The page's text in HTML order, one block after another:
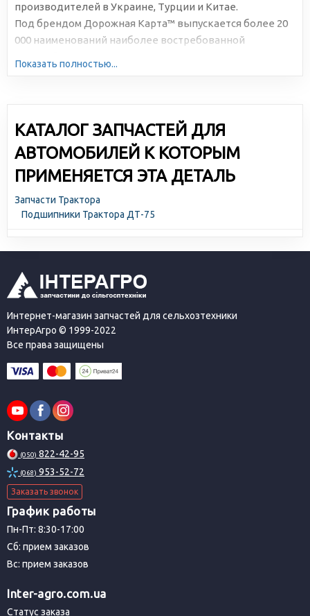
производителей в Украине, Турции и Китае.
Под брендом Дорожная Карта™ выпускается более 20
000 наименований наиболее востребованной
Показать полностью...
КАТАЛОГ ЗАПЧАСТЕЙ ДЛЯ
АВТОМОБИЛЕЙ К КОТОРЫМ
ПРИМЕНЯЕТСЯ ЭТА ДЕТАЛЬ
Запчасти Трактора
Подшипники Трактора ДТ-75
Интернет-магазин запчастей для сельхозтехники
ИнтерАгро © 1999-2022
Все права защищены
Контакты
(050) 822-42-95
(068) 953-52-72
Заказать звонок
График работы
Пн-Пт: 8:30-17:00
Сб: прием заказов
Вс: прием заказов
Inter-agro.com.ua
Статус заказа